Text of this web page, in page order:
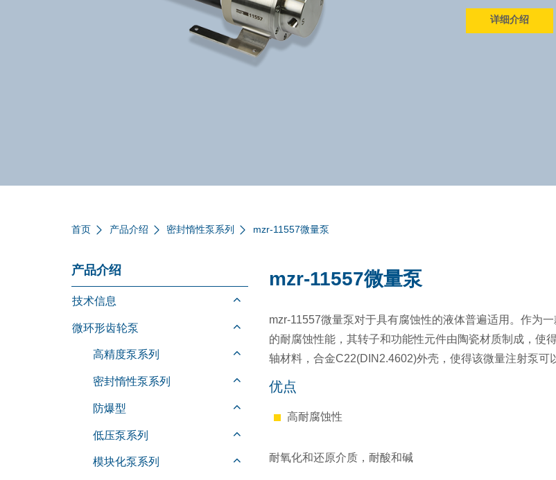
详细介绍
首页 产品介绍 密封惰性泵系列 mzr-11557微量泵
产品介绍
技术信息
微环形齿轮泵
高精度泵系列
密封惰性泵系列
防爆型
低压泵系列
模块化泵系列
mzr-11557微量泵
mzr-11557微量泵对于具有腐蚀性的液体普遍适用。作为
的耐腐蚀性能，其转子和功能性元件由陶瓷材质制成，使
轴材料，合金C22(DIN2.4602)外壳，使得该微量注射泵可
优点
高耐腐蚀性
耐氧化和还原介质，耐酸和碱